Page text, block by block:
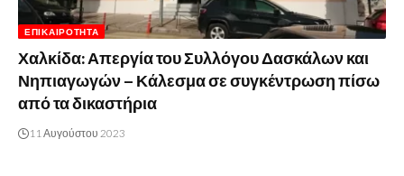
ΕΠΙΚΑΙΡΌΤΗΤΑ
Χαλκίδα: Απεργία του Συλλόγου Δασκάλων και
Νηπιαγωγών – Κάλεσμα σε συγκέντρωση πίσω
από τα δικαστήρια
11 Αυγούστου 2023